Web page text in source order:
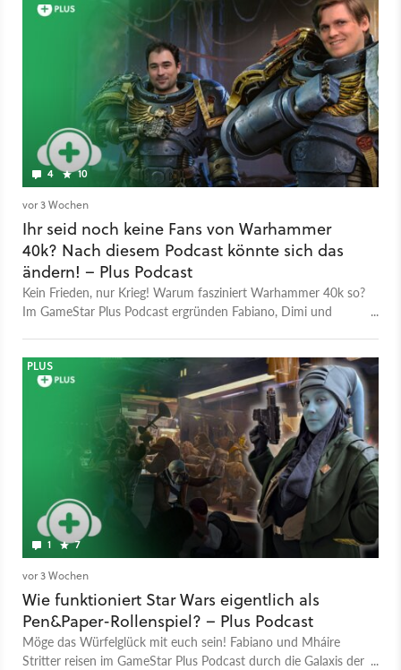
4 10
vor 3 Wochen
Ihr seid noch keine Fans von Warhammer
40k? Nach diesem Podcast könnte sich das
ändern! – Plus Podcast
Kein Frieden, nur Krieg! Warum fasziniert Warhammer 40k so?
Im GameStar Plus Podcast ergründen Fabiano, Dimi und
1 7
PLUS
vor 3 Wochen
Wie funktioniert Star Wars eigentlich als
Pen&Paper-Rollenspiel? – Plus Podcast
Möge das Würfelglück mit euch sein! Fabiano und Mháire
Stritter reisen im GameStar Plus Podcast durch die Galaxis der